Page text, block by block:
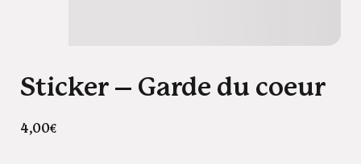
Sticker – Garde du coeur
4,00€